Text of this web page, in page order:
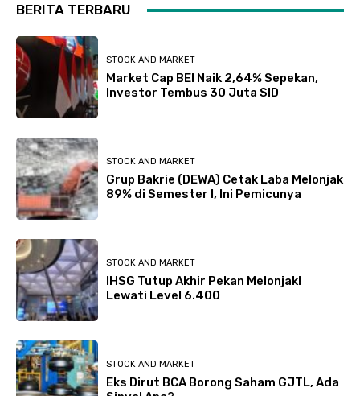
BERITA TERBARU
STOCK AND MARKET
Market Cap BEI Naik 2,64% Sepekan,
Investor Tembus 30 Juta SID
STOCK AND MARKET
Grup Bakrie (DEWA) Cetak Laba Melonjak
89% di Semester I, Ini Pemicunya
STOCK AND MARKET
IHSG Tutup Akhir Pekan Melonjak!
Lewati Level 6.400
STOCK AND MARKET
Eks Dirut BCA Borong Saham GJTL, Ada